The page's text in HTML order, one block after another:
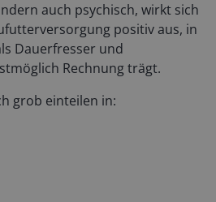
auch psychisch, wirkt sich
positiv aus, in
Dauerfresser und
Rechnung trägt.
grob einteilen in: